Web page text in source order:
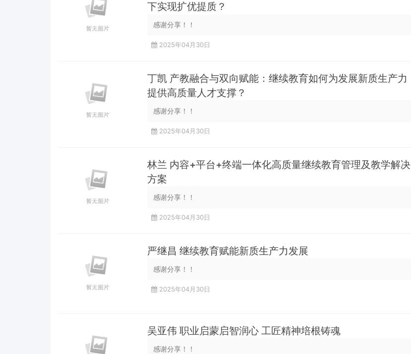
下实现扩优提质？
感谢分享！！
2025年04月30日
丁凯 产教融合与双向赋能：继续教育如何为发展新质生产力
提供高质量人才支撑？
感谢分享！！
2025年04月30日
林兰 内容+平台+终端一体化高质量继续教育管理及教学解决
方案
感谢分享！！
2025年04月30日
严继昌 继续教育赋能新质生产力发展
感谢分享！！
2025年04月30日
吴亚伟 职业启蒙启智润心 工匠精神培根铸魂
感谢分享！！